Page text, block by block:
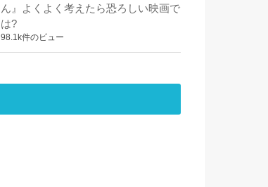
ん』よくよく考えたら恐ろしい映画で
は?
98.1k件のビュー